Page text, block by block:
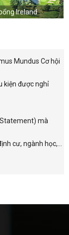
Ireland
Mundus Cơ hội
kiện được nghỉ
mà
cư, ngành học,...